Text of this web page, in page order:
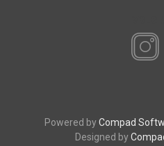
Powered byCompad
Designed by